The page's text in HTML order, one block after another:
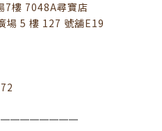
7樓 7048A尋寶店
場 5 樓 127 號舖E19